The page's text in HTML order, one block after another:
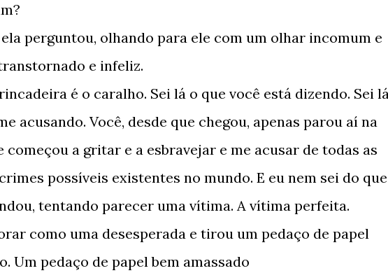
perguntou, olhando para ele com um olhar incomum e
e infeliz.
é o caralho. Sei lá o que você está dizendo. Sei
acusando. Você, desde que chegou, apenas parou aí na
começou a gritar e a esbravejar e me acusar de todas as
possíveis existentes no mundo. E eu nem sei do que
tentando parecer uma vítima. A vítima perfeita.
como uma desesperada e tirou um pedaço de papel
Um pedaço de papel bem amassado